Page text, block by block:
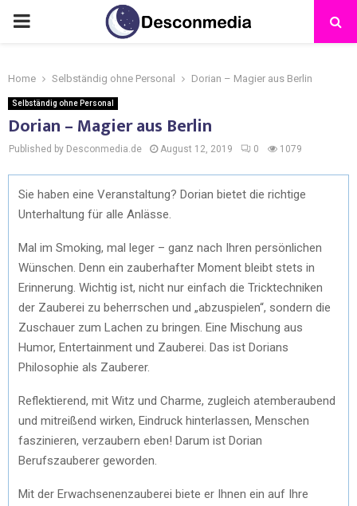
Home Selbständig ohne Personal Dorian – Magier aus Berlin
Selbständig ohne Personal
Dorian – Magier aus Berlin
Published by Desconmedia.de August 12, 2019 0 1079
Sie haben eine Veranstaltung? Dorian bietet die richtige
Unterhaltung für alle Anlässe.
Mal im Smoking, mal leger – ganz nach Ihren persönlichen
Wünschen. Denn ein zauberhafter Moment bleibt stets in
Erinnerung. Wichtig ist, nicht nur einfach die Tricktechniken
der Zauberei zu beherrschen und „abzuspielen“, sondern die
Zuschauer zum Lachen zu bringen. Eine Mischung aus
Humor, Entertainment und Zauberei. Das ist Dorians
Philosophie als Zauberer.
Reflektierend, mit Witz und Charme, zugleich atemberaubend
und mitreißend wirken, Eindruck hinterlassen, Menschen
faszinieren, verzaubern eben! Darum ist Dorian
Berufszauberer geworden.
Mit der Erwachsenenzauberei biete er Ihnen ein auf Ihre